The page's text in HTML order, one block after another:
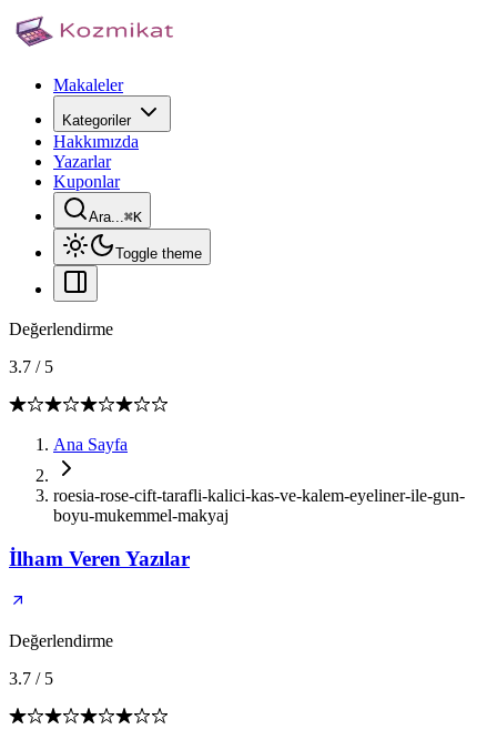
Makaleler
Kategoriler
Hakkımızda
Yazarlar
Kuponlar
Ara...⌘K
Toggle theme
Değerlendirme
3.7 / 5
Ana Sayfa
roesia-rose-cift-tarafli-kalici-kas-ve-kalem-eyeliner-ile-gun-
boyu-mukemmel-makyaj
İlham Veren Yazılar
Değerlendirme
3.7 / 5